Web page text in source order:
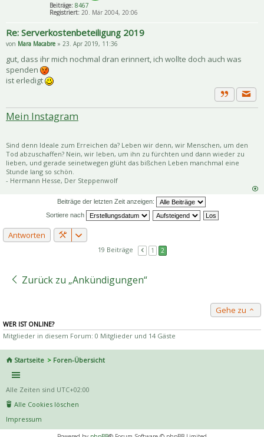
Beiträge: 8467
Registriert: 20. Mär 2004, 20:06
Re: Serverkostenbeteiligung 2019
von Mara Macabre » 23. Apr 2019, 11:36
gut, dass ihr mich nochmal dran erinnert, ich wollte doch auch was
spenden
ist erledigt
Zitat
Mein Instagram
Sind denn Ideale zum Erreichen da? Leben wir denn, wir Menschen, um den
Tod abzuschaffen? Nein, wir leben, um ihn zu fürchten und dann wieder zu
lieben, und gerade seinetwegen glüht das bißchen Leben manchmal eine
Stunde lang so schön.
- Hermann Hesse, Der Steppenwolf
Beiträge der letzten Zeit anzeigen:
Sortiere nach
Antworten
19 Beiträge 1 2
Zurück zu „Ankündigungen“
Gehe zu
WER IST ONLINE?
Mitglieder in diesem Forum: 0 Mitglieder und 14 Gäste
Startseite Foren-Übersicht
Alle Zeiten sind UTC+02:00
Alle Cookies löschen
Impressum